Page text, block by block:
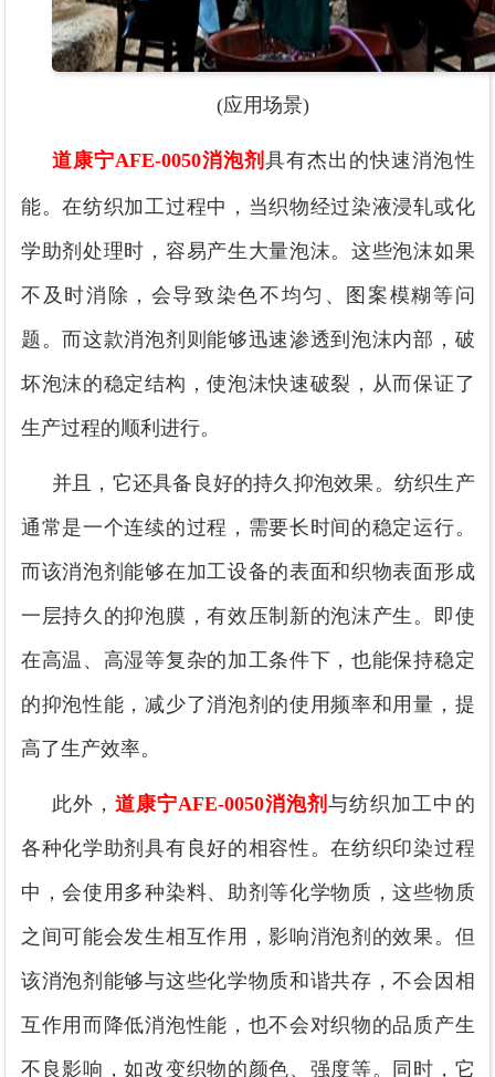
(应用场景)
道康宁AFE-0050消泡剂具有杰出 的快速消泡性
能。在纺织加工过程中，当织物经过染液浸轧或化
学助剂处理时，容易产生大量泡沫。这些泡沫如果
不及时消除，会导致染色不均匀、图案模糊等问
题。而这款消泡剂 则能够迅速渗透到泡沫内部，破
坏泡沫的稳定结构，使泡沫快速破裂，从而保证了
生产过程的顺利进行。
并且，它还具备良好的持久抑泡效果。纺织生产
通常是一个连续的过程，需要长时间的稳定运行。
而该消泡剂能够在加工设备的表面和织物表面形成
一层持久的抑泡膜，有效压制新的泡沫产生。即使
在高温、高湿等复杂的加工条件下，也能保持稳定
的抑泡性能，减少了消泡剂的使用频率和用量，提
高了生产效率。
此外，道康宁AFE-0050消泡剂与纺织加工中的
各种化学助剂具有良好的相容性。在纺织印染过程
中，会使用多种染料、助剂等化学物质，这些物质
之间可能会发生相互作用，影响消泡剂的效果。但
该消泡剂能够与这些化学物质和谐共存，不会因相
互作用而降低消泡性能，也不会对织物的品质产生
不良影响，如改变织物的颜色、强度等。同时， 它